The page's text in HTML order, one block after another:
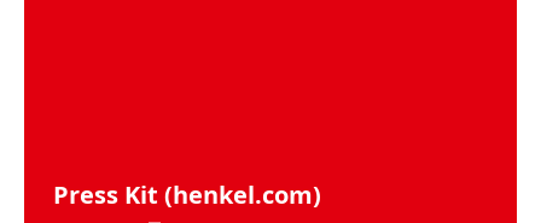
Press Kit (henkel.com)